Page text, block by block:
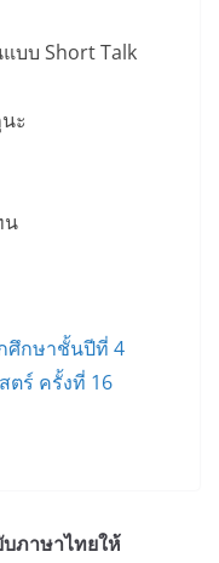
บบ Short Talk
ะ
น
ศึกษาชั้นปีที่ 4
ตร์ ครั้งที่ 16
ภาษาไทยให้